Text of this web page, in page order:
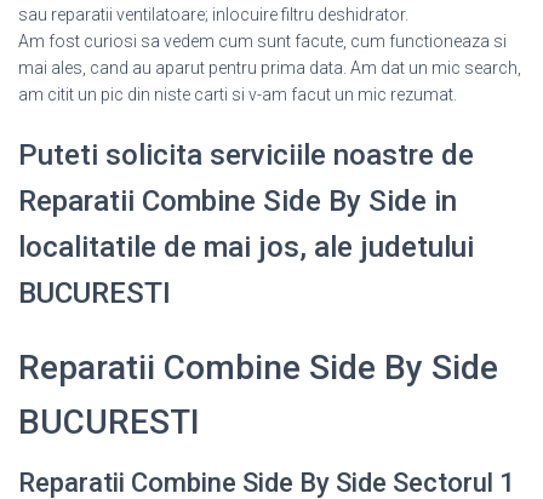
sau reparatii ventilatoare; inlocuire filtru deshidrator.
Am fost curiosi sa vedem cum sunt facute, cum functioneaza si
mai ales, cand au aparut pentru prima data. Am dat un mic search,
am citit un pic din niste carti si v-am facut un mic rezumat.
Puteti solicita serviciile noastre de
Reparatii Combine Side By Side in
localitatile de mai jos, ale judetului
BUCURESTI
Reparatii Combine Side By Side
BUCURESTI
Reparatii Combine Side By Side Sectorul 1